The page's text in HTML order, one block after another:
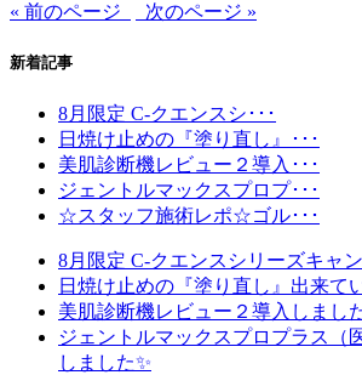
« 前のページ 次のページ »
新着記事
8月限定 C-クエンスシ･･･
日焼け止めの『塗り直し』･･･
美肌診断機レビュー２導入･･･
ジェントルマックスプロプ･･･
☆スタッフ施術レポ☆ゴル･･･
8月限定 C-クエンスシリーズキャ
日焼け止めの『塗り直し』出来て
美肌診断機レビュー２導入しまし
ジェントルマックスプロプラス（
しました✨